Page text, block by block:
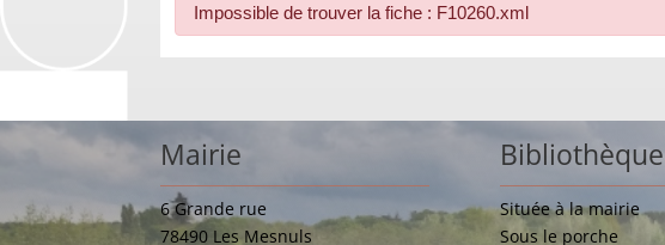
Impossible de trouver la fiche : F10260.xml
Mairie
6 Grande rue
78490 Les Mesnuls
Bibliothèque
Située à la mairie
Sous le porche